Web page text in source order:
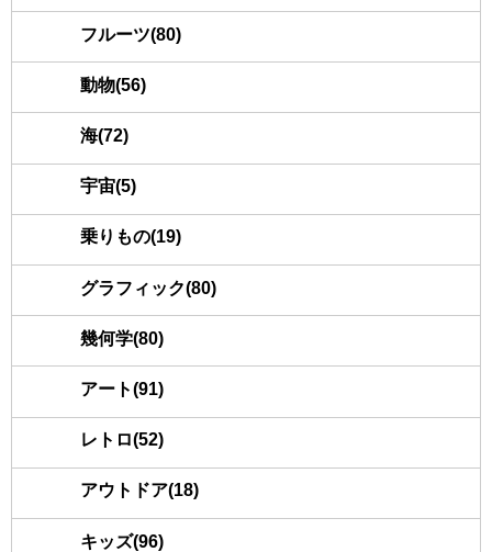
フルーツ(80)
動物(56)
海(72)
宇宙(5)
乗りもの(19)
グラフィック(80)
幾何学(80)
アート(91)
レトロ(52)
アウトドア(18)
キッズ(96)